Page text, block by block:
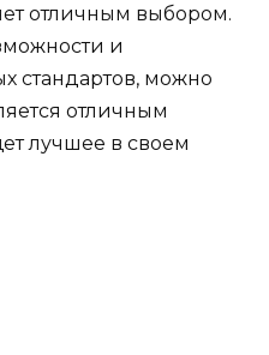
отличным выбором.
и
стандартов, можно
отличным
лучшее в своем